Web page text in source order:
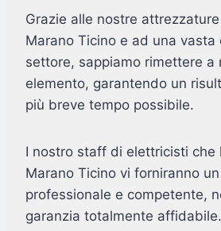
Grazie alle nostre
Marano Ticino e ad una vasta
settore, sappiamo rimettere a
elemento, garantendo un
più breve tempo possibile.
I nostro staff di elettricisti che
Marano Ticino vi forniranno
professionale e competente,
garanzia totalmente affidabile.